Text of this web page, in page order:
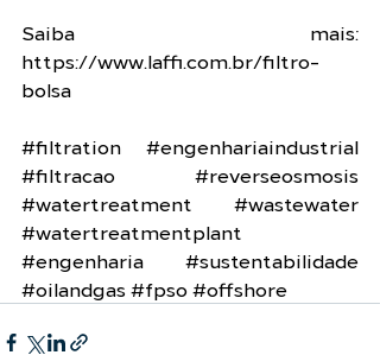
https://www.laffi.com.br/filtro-
bolsa
#filtration
#engenhariaindustrial
#filtracao
#reverseosmosis
#watertreatment
#wastewater
#watertreatmentplant
#engenharia
#sustentabilidade
#oilandgas #fpso #offshore